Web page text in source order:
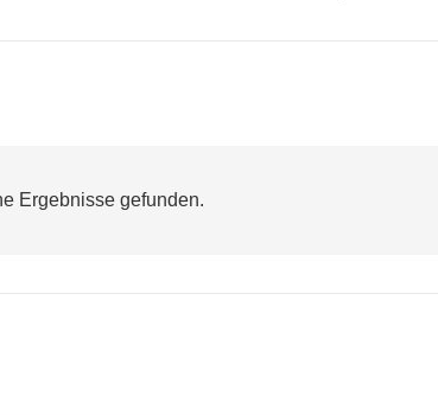
Ergebnisse gefunden.